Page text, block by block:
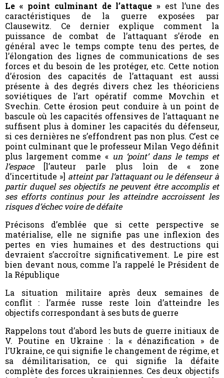
Le « point culminant de l’attaque » est l’une des
caractéristiques de la guerre exposées par
Clausewitz. Ce dernier explique comment la
puissance de combat de l’attaquant s’érode en
général avec le temps compte tenu des pertes, de
l’élongation des lignes de communications de ses
forces et du besoin de les protéger, etc. Cette notion
d’érosion des capacités de l’attaquant est aussi
présente à des degrés divers chez les théoriciens
soviétiques de l’art opératif comme Movchin et
Svechin. Cette érosion peut conduire à un point de
bascule où les capacités offensives de l’attaquant ne
suffisent plus à dominer les capacités du défenseur,
si ces dernières ne s’effondrent pas non plus. C’est ce
point culminant que le professeur Milan Vego définit
plus largement comme « un ‘point’ dans le temps et
l’espace [l’auteur parle plus loin de « zone
d’incertitude »] atteint par l’attaquant ou le défenseur à
partir duquel ses objectifs ne peuvent être accomplis et
ses efforts continus pour les atteindre accroissent les
risques d’échec voire de défaite
Précisons d’emblée que si cette perspective se
matérialise, elle ne signifie pas une inflexion des
pertes en vies humaines et des destructions qui
devraient s’accroître significativement. Le pire est
bien devant nous, comme l’a rappelé le Président de
la République
La situation militaire après deux semaines de
conflit : l’armée russe reste loin d’atteindre les
objectifs correspondant à ses buts de guerre
Rappelons tout d’abord les buts de guerre initiaux de
V. Poutine en Ukraine : la « dénazification » de
l’Ukraine, ce qui signifie le changement de régime, et
sa démilitarisation, ce qui signifie la défaite
complète des forces ukrainiennes. Ces deux objectifs